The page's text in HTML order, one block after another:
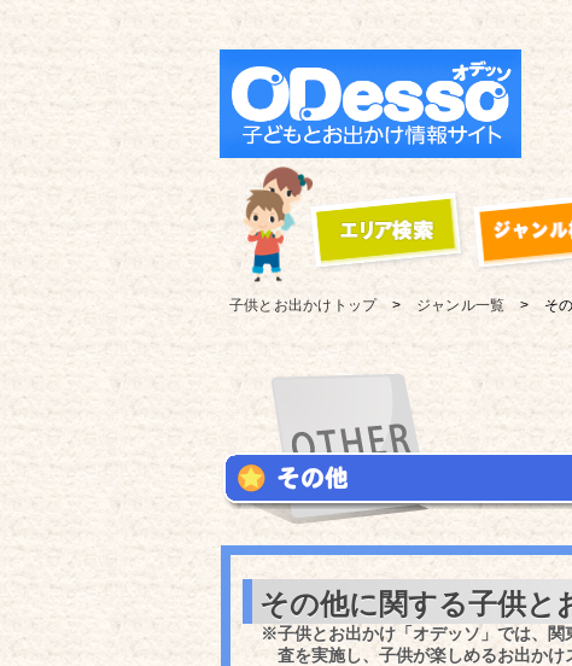
子供とお出かけ トップ ジャンル一覧 そ
その他に関する子供と
※子供とお出かけ「オデッソ」では、関
査を実施し、子供が楽しめるお出かけ